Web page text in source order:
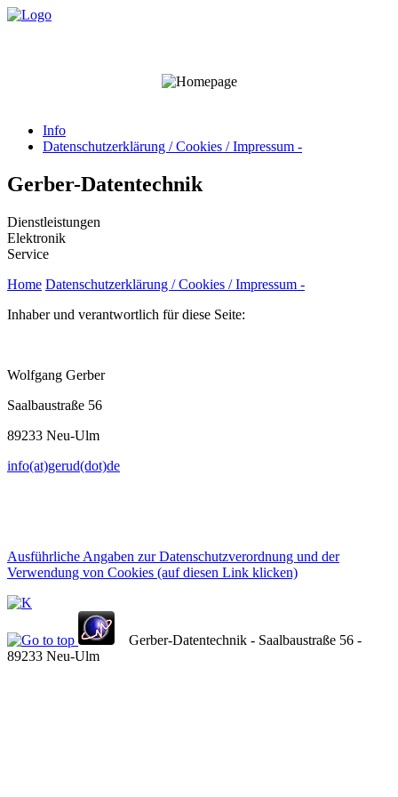
Info
Datenschutzerklärung / Cookies / Impressum -
Gerber-Datentechnik
Dienstleistungen
Elektronik
Service
Home Datenschutzerklärung / Cookies / Impressum -
Inhaber und verantwortlich für diese Seite:
Wolfgang Gerber
Saalbaustraße 56
89233 Neu-Ulm
info(at)gerud(dot)de
Ausführliche Angaben zur Datenschutzverordnung und der
Verwendung von Cookies (auf diesen Link klicken)
Gerber-Datentechnik - Saalbaustraße 56 -
89233 Neu-Ulm